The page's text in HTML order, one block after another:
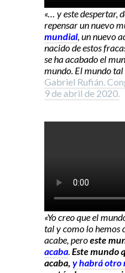
«… y este despertar,
repensar un nuevo
mundial, un nuevo
nacido de estos
se ha acabado el
mundo. El mundo
Gabriel Rufián.
9 de abril de 2020.
«Yo creo que el
tal y como lo hemos
acabe, peroeste
acaba.Este mundo
acaba, y habrá otro